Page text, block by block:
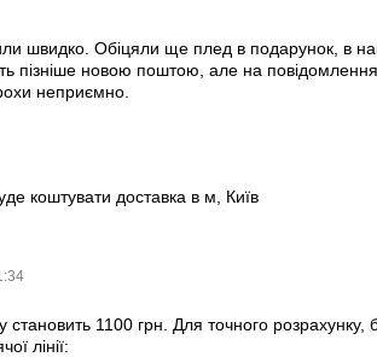
швидко. Обіцяли ще плед в подарунок, в
пізніше новою поштою, але на повідомлення
неприємно.
коштувати доставка в м, Київ
становить 1100 грн. Для точного розрахунку,
лінії: